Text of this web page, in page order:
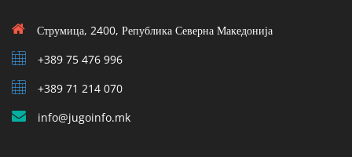
Струмица, 2400, Република Северна Македонија
+389 75 476 996
+389 71 214 070
info@jugoinfo.mk